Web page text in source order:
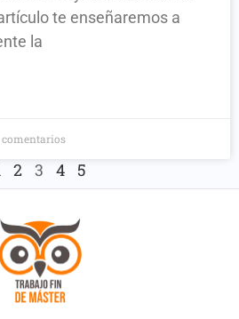
te enseñaremos a
la
comentarios
2 3 4 5